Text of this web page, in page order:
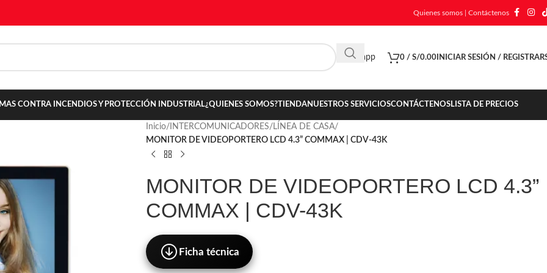
Quienes somos Contáctenos
Whatsapp 0 / S/0.00 INICIAR SESIÓN /
CONTRA INCENDIOS Y PROTECCIÓN INDUSTRIAL¿QUIENES SOMOS?TIENDANUESTROS SERVICIOSCONTÁCTENOSLISTA DE PRECIOS
Inicio/ INTERCOMUNICADORES/ LÍNEA DE CASA/
MONITOR DE VIDEOPORTERO LCD 4.3” COMMAX | CDV-43K
MONITOR DE VIDEOPORTERO LCD 4.3”
COMMAX | CDV-43K
Ficha técnica